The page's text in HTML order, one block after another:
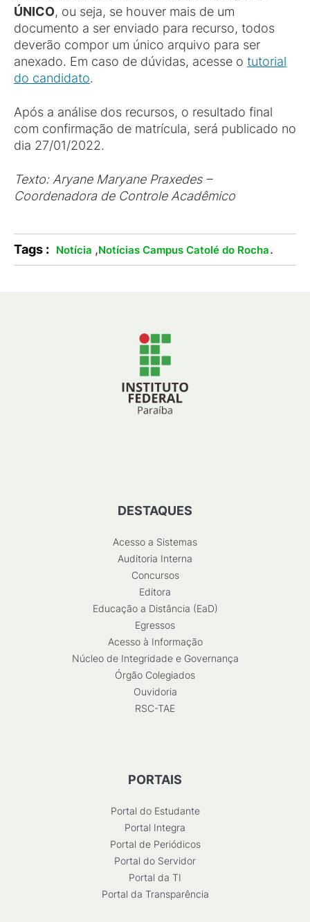
ÚNICO, ou seja, se houver mais de um
documento a ser enviado para recurso, todos
deverão compor um único arquivo para ser
anexado. Em caso de dúvidas, acesse o tutorial
do candidato.
Após a análise dos recursos, o resultado final
com confirmação de matrícula, será publicado no
dia 27/01/2022.
Texto: Aryane Maryane Praxedes –
Coordenadora de Controle Acadêmico
Tags : Notícia ,Notícias Campus Catolé do Rocha.
DESTAQUES
Acesso a Sistemas
Auditoria Interna
Concursos
Editora
Educação a Distância (EaD)
Egressos
Acesso à Informação
Núcleo de Integridade e Governança
Órgão Colegiados
Ouvidoria
RSC-TAE
PORTAIS
Portal do Estudante
Portal Integra
Portal de Periódicos
Portal do Servidor
Portal da TI
Portal da Transparência